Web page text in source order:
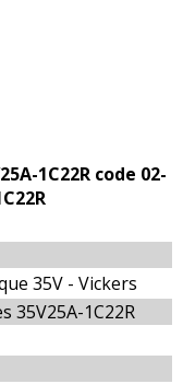
1C22R code 02-
35V - Vickers
35V25A-1C22R